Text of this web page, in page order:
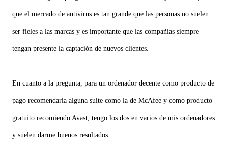
que el mercado de antivirus es tan grande que las personas no suelen
ser fieles a las marcas y es importante que las compañías siempre
tengan presente la captación de nuevos clientes.
En cuanto a la pregunta, para un ordenador decente como producto de
pago recomendaría alguna suite como la de McAfee y como producto
gratuito recomiendo Avast, tengo los dos en varios de mis ordenadores
y suelen darme buenos resultados.